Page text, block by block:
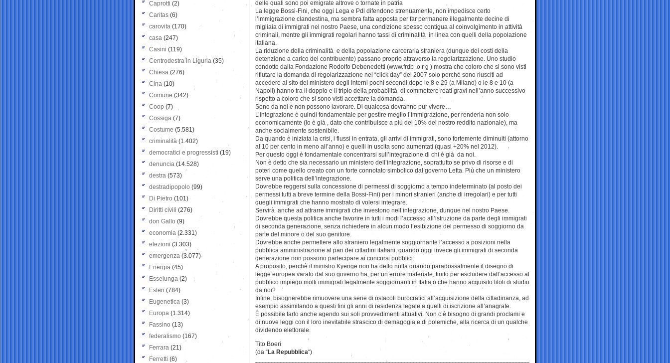
delle quali sono poi emigrate altrove o tornate in patria
La legge Bossi-Fini, che oggi Lega e Pdl difendono strenuamente, non impedisce certo
l’immigrazione clandestina, ma sembra fatta apposta per far permanere illegalmente decine di
migliaia di immigrati nel nostro Paese, una condizione spesso contigua al coinvolgimento in attività
criminali, mentre gli immigrati regolari hanno tassi di criminalità in linea con quelli della popolazione
italiana.
La riduzione della criminalità e della popolazione carceraria straniera (dunque dei costi della
detenzione a carico del contribuente) passano proprio attraverso la regolarizzazione. Uno studio
condotto dalla Fondazione Rodolfo Debenedetti (www.frdb .o r g ) mostra che coloro che si sono visti
rifiutare la domanda di regolarizzazione nel “click day” del 2007 solo perchè sono riusciti ad
accedere al sito del ministero degli Interni pochi secondi dopo le 8 e 29 (a Milano) o le 8 e 10 (a
Napoli) hanno tra il doppio e il triplo della probabilità di commettere reati gravi nell’anno successivo
rispetto a coloro che si sono visti accettare la domanda.
Sono da noi e non possono lavorare. Di qualcosa dovranno pur vivere…
L’integrazione è quindi fondamentale per gestire meglio l’immigrazione, per renderla non solo
economicamente (lo è già , dato che contribuisce a più del 10% del nostro reddito nazionale), ma
anche socialmente sostenibile.
Da quando è iniziata la crisi, i flussi in entrata, gli arrivi di immigrati, sono fortemente diminuiti (attorno
al 10 per cento in meno all’anno) e quelli in uscita sono aumentati (quasi +20% nel 2012).
Per questo oggi è fondamentale concentrarsi sull’integrazione di chi è già da noi.
Non è detto che sia necessario un ministero dell’integrazione, soprattutto se privo di risorse e di
poteri come quello creato con un forte connotato simbolico dal governo Letta. Più che un ministero
serve una politica dell’integrazione.
Dovrebbe reggersi sulla concessione di permessi di soggiorno a tempo indeterminato (al posto dei
permessi tutti a breve termine della Bossi-Fini) per i minori stranieri (anche di irregolari) e per tutti
quegli immigrati che hanno mostrato di volersi integrare.
Servirà anche ad attrarre immigrati che investono nell’integrazione, dunque nel nostro Paese.
Dovrebbe questa politica anche favorire in tutti i modi l’accesso all’istruzione da parte degli immigrati
di seconda generazione, senza richiedere in alcun modo l’esibizione del permesso di soggiorno da
parte del minore o del suo genitore.
Dovrebbe anche permettere allo straniero legalmente soggiornante l’accesso a posizioni nella
pubblica amministrazione al pari dei cittadini italiani, quando oggi invece gli immigrati di seconda
generazione non possono partecipare ai concorsi pubblici.
A proposito, perchè il ministro Kyenge non ha detto nulla quando paradossalmente il disegno di
legge europea varato dal suo governo ha, per un errore materiale, finito per escludere dall’accesso al
pubblico impiego molti immigrati legalmente soggiornanti in Italia o che hanno acquisito titoli di studio
da noi?
Infine, bisognerebbe rimuovere una serie di ostacoli burocratici all’acquisizione della cittadinanza, ad
esempio assimilando a questi fini gli anni di residenza legale a quelli di iscrizione all’anagrafe.
È possibile farlo anche agendo sui soli provvedimenti attuativi. Non c’è bisogno di grandi proclami e
di nuove leggi con il loro inevitabile strascico di demagogia e di polemiche, alla ricerca di un qualche
dividendo elettorale.
Tito Boeri
(da “La Repubblica“)
Caprotti (2)
Caritas (6)
carovita (170)
casa (247)
Casini (119)
Centrodestra in Liguria (35)
Chiesa (276)
Cina (10)
Comune (342)
Coop (7)
Cossiga (7)
Costume (5.581)
criminalità (1.402)
democratici e progressisti (19)
denuncia (14.528)
destra (573)
destradipopolo (99)
Di Pietro (101)
Diritti civili (276)
don Gallo (9)
economia (2.331)
elezioni (3.303)
emergenza (3.077)
Energia (45)
Esselunga (2)
Esteri (784)
Eugenetica (3)
Europa (1.314)
Fassino (13)
federalismo (167)
Ferrara (21)
Ferretti (6)